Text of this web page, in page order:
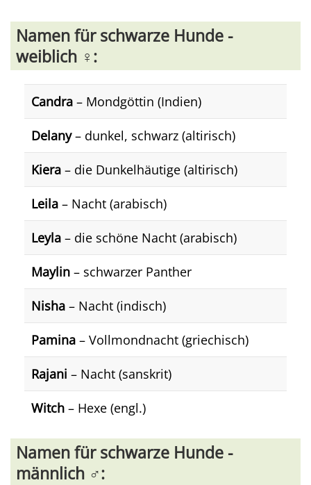
Namen für schwarze Hunde -
weiblich ♀️:
Candra – Mondgöttin (Indien)
Delany– dunkel, schwarz (altirisch)
Kiera – die Dunkelhäutige (altirisch)
Leila – Nacht (arabisch)
Leyla – die schöne Nacht (arabisch)
Maylin – schwarzer Panther
Nisha – Nacht (indisch)
Pamina – Vollmondnacht (griechisch)
Rajani – Nacht (sanskrit)
Witch – Hexe (engl.)
Namen für schwarze Hunde -
männlich ♂️: